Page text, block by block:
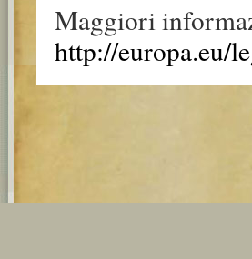
Maggiori
http://europa.eu/